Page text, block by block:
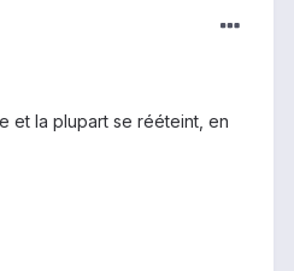
et la plupart se rééteint, en